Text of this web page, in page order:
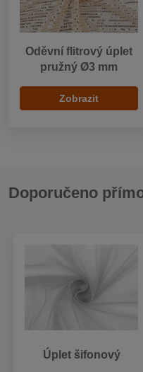
Oděvní flitrový úplet
pružný Ø3 mm
Zobrazit
Doporučeno
Úplet šifonový